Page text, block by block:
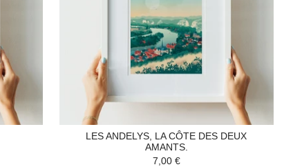
LES ANDELYS, LA CÔTE DES DEUX
AMANTS.
7,00 €